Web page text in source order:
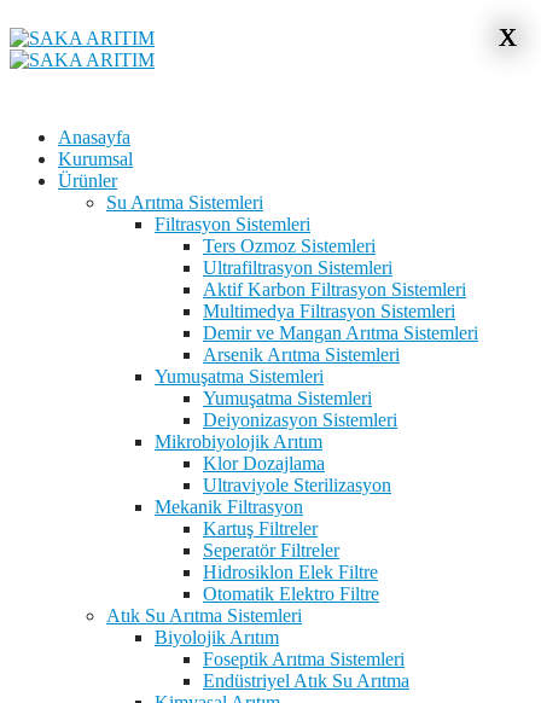
Anasayfa
Kurumsal
Ürünler
Su Arıtma Sistemleri
Filtrasyon Sistemleri
Ters Ozmoz Sistemleri
Ultrafiltrasyon Sistemleri
Aktif Karbon Filtrasyon Sistemleri
Multimedya Filtrasyon Sistemleri
Demir ve Mangan Arıtma Sistemleri
Arsenik Arıtma Sistemleri
Yumuşatma Sistemleri
Yumuşatma Sistemleri
Deiyonizasyon Sistemleri
Mikrobiyolojik Arıtım
Klor Dozajlama
Ultraviyole Sterilizasyon
Mekanik Filtrasyon
Kartuş Filtreler
Seperatör Filtreler
Hidrosiklon Elek Filtre
Otomatik Elektro Filtre
Atık Su Arıtma Sistemleri
Biyolojik Arıtım
Foseptik Arıtma Sistemleri
Endüstriyel Atık Su Arıtma
x
x